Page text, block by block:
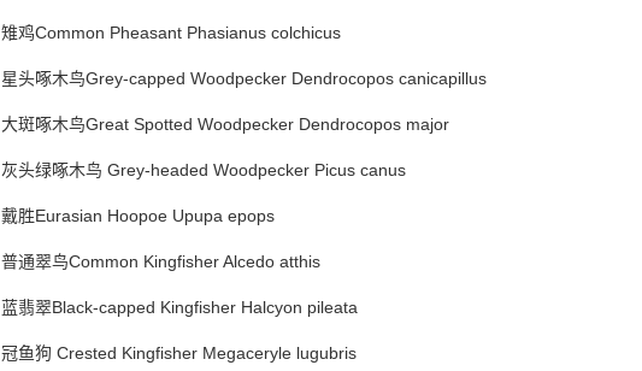
雉鸡Common Pheasant Phasianus colchicus
星头啄木鸟Grey-capped Woodpecker Dendrocopos canicapillus
大斑啄木鸟Great Spotted Woodpecker Dendrocopos major
灰头绿啄木鸟 Grey-headed Woodpecker Picus canus
戴胜Eurasian Hoopoe Upupa epops
普通翠鸟Common Kingfisher Alcedo atthis
蓝翡翠Black-capped Kingfisher Halcyon pileata
冠鱼狗 Crested Kingfisher Megaceryle lugubris